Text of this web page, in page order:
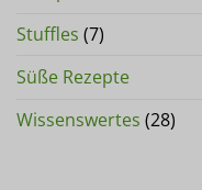
Stuffles (7)
Süße Rezepte
Wissenswertes (28)